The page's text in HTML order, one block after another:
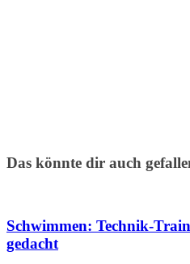
Das könnte dir auch
Schwimmen: Technik-
gedacht